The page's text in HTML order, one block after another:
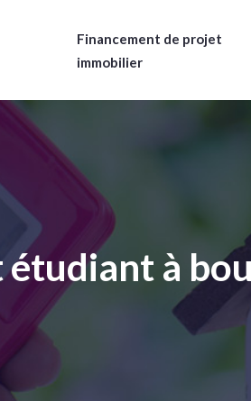
Financement de projet
immobilier
à